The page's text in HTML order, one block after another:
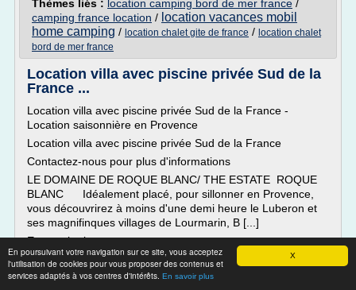
X
En poursuivant votre navigation sur ce site, vous acceptez
l'utilisation de cookies pour vous proposer des contenus et
services adaptés à vos centres d'intérêts. En savoir plus
Thèmes liés : location camping bord de mer france /
camping france location / location vacances mobil
home camping / location chalet gite de france / location chalet
bord de mer france
Location villa avec piscine privée Sud de la
France ...
Location villa avec piscine privée Sud de la France -
Location saisonnière en Provence
Location villa avec piscine privée Sud de la France
Contactez-nous pour plus d'informations
LE DOMAINE DE ROQUE BLANC/ THE ESTATE ROQUE
BLANC Idéalement placé, pour sillonner en Provence,
vous découvrirez à moins d'une demi heure le Luberon et
ses magnifinques villages de Lourmarin, B [...]
En savoir plus contactez-nous
Le domaine Roqueblanc situé à la Roque d'Antheron, vous
propose la location de maison de vacances avec piscine à